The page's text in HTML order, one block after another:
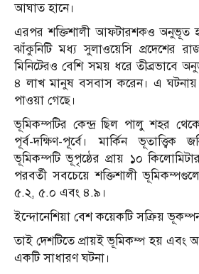
আঘাত হানে।
এরপর শক্তিশালী আফটারশকও অনুভূত
ঝাঁকুনিটি মধ্য সুলাওয়েসি প্রদেশের
মিনিটেরও বেশি সময় ধরে তীব্রভাবে
৪ লাখ মানুষ বসবাস করেন। এ ঘটনায়
পাওয়া গেছে।
ভূমিকম্পটির কেন্দ্র ছিল পালু শহর
পূর্ব-দক্ষিণ-পূর্বে। মার্কিন ভূতাত্ত্বিক
ভূমিকম্পটি ভূপৃষ্ঠের প্রায় ১০
পরবর্তী সবচেয়ে শক্তিশালী
৫.২, ৫.০ এবং ৪.৯।
ইন্দোনেশিয়া বেশ কয়েকটি সক্রিয়
তাই দেশটিতে প্রায়ই ভূমিকম্প হয় এবং
একটি সাধারণ ঘটনা।